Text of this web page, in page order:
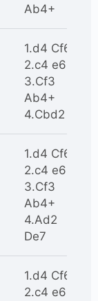
Ab4+
1.d4 Cf6
2.c4 e6
3.Cf3
Ab4+
4.Cbd2
1.d4 Cf6
2.c4 e6
3.Cf3
Ab4+
4.Ad2
De7
1.d4 Cf6
2.c4 e6